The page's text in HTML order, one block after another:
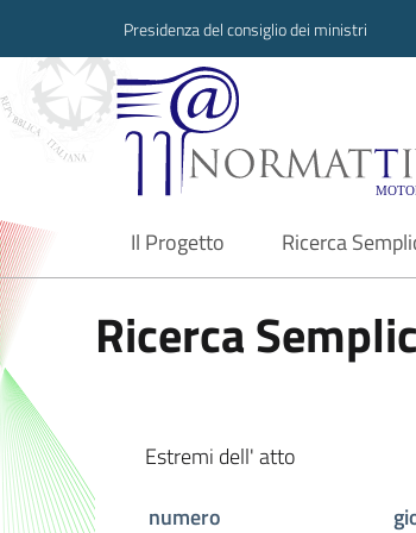
Presidenza del consiglio dei ministri
Normattiva
Il Progetto
current Ricerca
Ricerca
Estremi dell' atto
numero